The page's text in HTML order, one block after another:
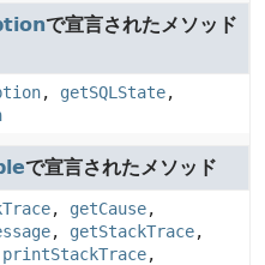
で宣言されたメソッド
, getSQLState,
で宣言されたメソッド
, getCause,
, getStackTrace,
printStackTrace,